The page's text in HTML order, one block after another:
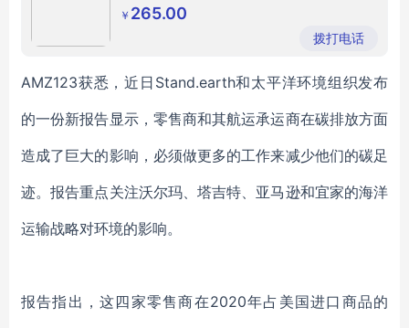
￥ 265.00
拨打电话
AMZ123获悉，近日Stand.earth和太平洋环境组织发布
的一份新报告显示，零售商和其航运承运商在碳排放方面
造成了巨大的影响，必须做更多的工作来减少他们的碳足
迹。报告重点关注沃尔玛、塔吉特、亚马逊和宜家的海洋
运输战略对环境的影响。
报告指出，这四家零售商在2020年占美国进口商品的